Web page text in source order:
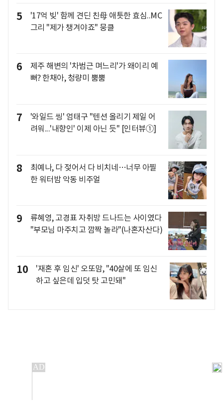
5
'17억 빚' 함께 견딘 친母 애틋한 효심..MC
그리 "제가 챙겨야죠" 뭉클
6
제주 해변의 '차범근 며느리'가 왜이리 예
뻐? 한채아, 청량미 뿜뿜
7
'와일드 씽' 엄태구 "텐션 올리기 제일 어
려워...'내향인' 이제 아닌 듯" [인터뷰①]
8
최예나, 다 젖어서 다 비치네…너무 아찔
한 워터밤 악동 비주얼
9
류혜영, 고경표 자취방 드나드는 사이였다
"부모님 마주치고 깜짝 놀라"(나혼자산다)
10
'재혼 후 임신' 오또맘, "40살에 또 임신
하고 싶은데 입덧 탓 고민돼"